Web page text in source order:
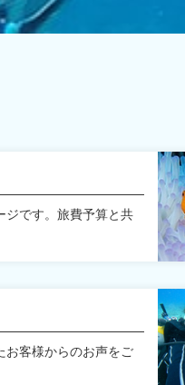
ジです。旅費予算と共
お客様からのお声をご